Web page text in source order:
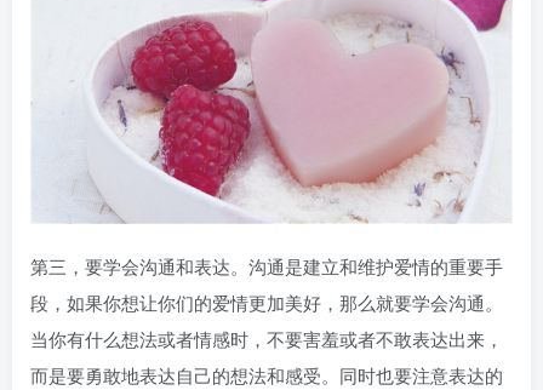
第三，要学会沟通和表达。沟通是建立和维护爱情的重要手
段，如果你想让你们的爱情更加美好，那么就要学会沟通。
当你有什么想法或者情感时，不要害羞或者不敢表达出来，
而是要勇敢地表达自己的想法和感受。同时也要注意表达的